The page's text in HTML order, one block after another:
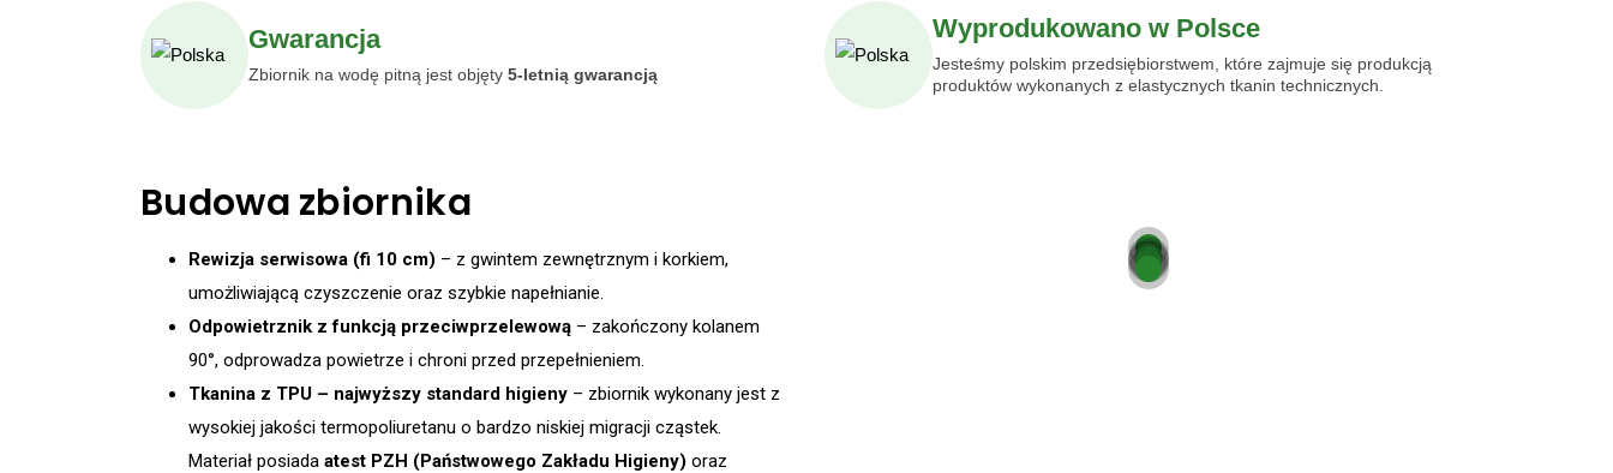
Gwarancja
Zbiornik na wodę pitną jest objęty 5-letnią gwarancją
Wyprodukowano w Polsce
Jesteśmy polskim przedsiębiorstwem, które zajmuje się produkcją
produktów wykonanych z elastycznych tkanin technicznych.
Budowa zbiornika
Rewizja serwisowa (fi 10 cm) – z gwintem zewnętrznym i korkiem,
umożliwiającą czyszczenie oraz szybkie napełnianie.
Odpowietrznik z funkcją przeciwprzelewową – zakończony kolanem
90°, odprowadza powietrze i chroni przed przepełnieniem.
Tkanina z TPU – najwyższy standard higieny – zbiornik wykonany jest z
wysokiej jakości termopoliuretanu o bardzo niskiej migracji cząstek.
Materiał posiada atest PZH (Państwowego Zakładu Higieny) oraz